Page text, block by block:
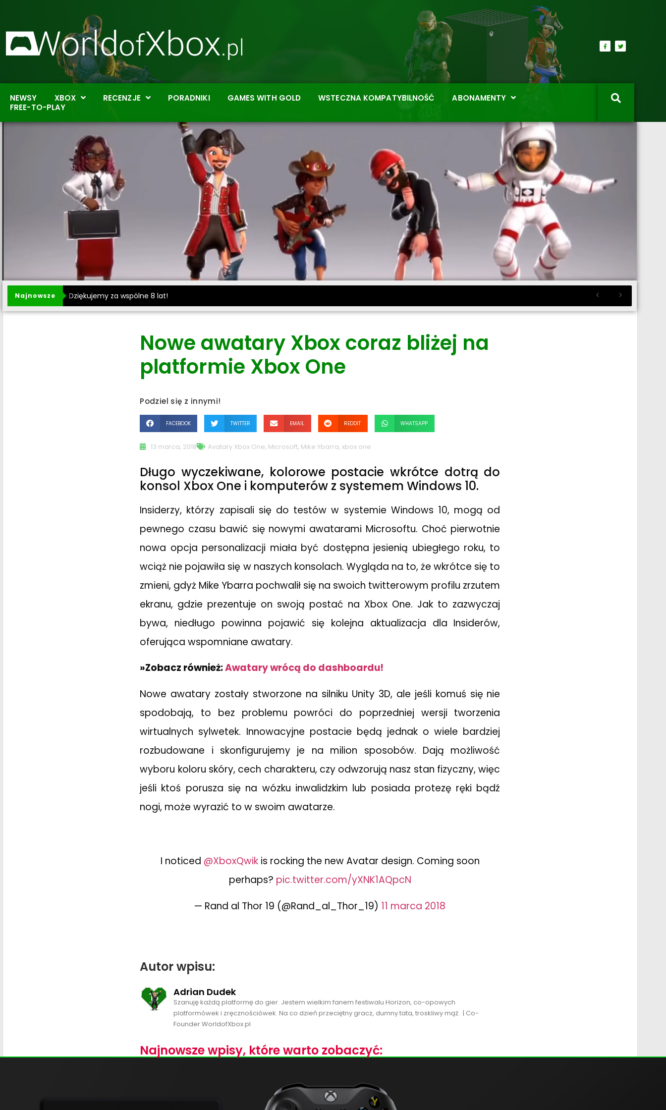
NEWSY XBOX RECENZJE PORADNIKI GAMES WITH GOLD WSTECZNA KOMPATYBILNOŚĆ
ABONAMENTY
FREE-TO-PLAY
Najnowsze Dziękujemy za wspólne 8 lat!
Nowe awatary Xbox coraz bliżej na
platformie Xbox One
Podziel się z innymi!
FACEBOOK TWITTER EMAIL REDDIT WHATSAPP
13 marca, 2018 Avatary Xbox One, Microsoft, Mike Ybarra,xbox one
Długo wyczekiwane, kolorowe postacie wkrótce dotrą do
konsol Xbox One i komputerów z systemem Windows 10.
Insiderzy, którzy zapisali się do testów w systemie Windows 10, mogą od
pewnego czasu bawić się nowymi awatarami Microsoftu. Choć pierwotnie
nowa opcja personalizacji miała być dostępna jesienią ubiegłego roku, to
wciąż nie pojawiła się w naszych konsolach. Wygląda na to, że wkrótce się to
zmieni, gdyż Mike Ybarra pochwalił się na swoich twitterowym profilu zrzutem
ekranu, gdzie prezentuje on swoją postać na Xbox One. Jak to zazwyczaj
bywa, niedługo powinna pojawić się kolejna aktualizacja dla Insiderów,
oferująca wspomniane awatary.
»Zobacz również:Awatary wrócą do dashboardu!
Nowe awatary zostały stworzone na silniku Unity 3D, ale jeśli komuś się nie
spodobają, to bez problemu powróci do poprzedniej wersji tworzenia
wirtualnych sylwetek. Innowacyjne postacie będą jednak o wiele bardziej
rozbudowane i skonfigurujemy je na milion sposobów. Dają możliwość
wyboru koloru skóry, cech charakteru, czy odwzorują nasz stan fizyczny, więc
jeśli ktoś porusza się na wózku inwalidzkim lub posiada protezę ręki bądź
nogi, może wyrazić to w swoim awatarze.
I noticed @XboxQwikis rocking the new Avatar design. Coming soon
perhaps? pic.twitter.com/yXNK1AQpcN
— Rand al Thor 19 (@Rand_al_Thor_19) 11 marca 2018
Autor wpisu:
Adrian Dudek
Szanuję każdą platformę do gier. Jestem wielkim fanem festiwalu Horizon, co-opowych
platformówek i zręcznościówek. Na co dzień przeciętny gracz, dumny tata, troskliwy mąż. | Co-
Founder WorldofXbox.pl
Najnowsze wpisy, które warto zobaczyć: